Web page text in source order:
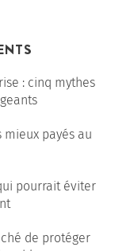
: cinq mythes
mieux payés au
pourrait éviter
de protéger